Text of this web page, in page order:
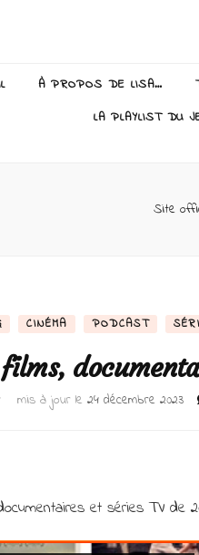
À PROPOS DE LISA…
LA PLAYLIST DU
Site
CINÉMA PODCAST
mis à jour le 24 décembre 2023
et séries TV de